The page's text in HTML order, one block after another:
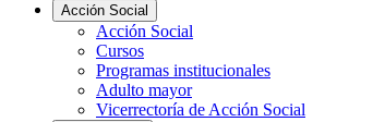
Acción Social
Acción Social
Cursos
Programas institucionales
Adulto mayor
Vicerrectoría de Acción Social